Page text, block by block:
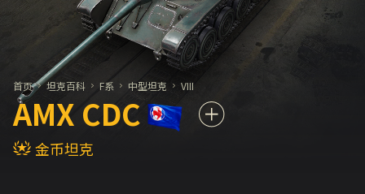
首页 坦克百科 F系 中型坦克 VIII
AMX CDC
金币坦克